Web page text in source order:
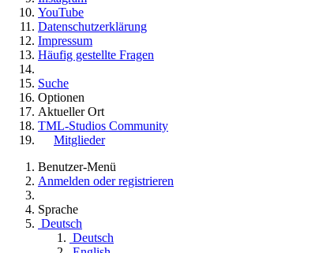
YouTube
Datenschutzerklärung
Impressum
Häufig gestellte Fragen
Suche
Optionen
Aktueller Ort
TML-Studios Community
Mitglieder
Benutzer-Menü
Anmelden oder registrieren
Sprache
Deutsch
Deutsch